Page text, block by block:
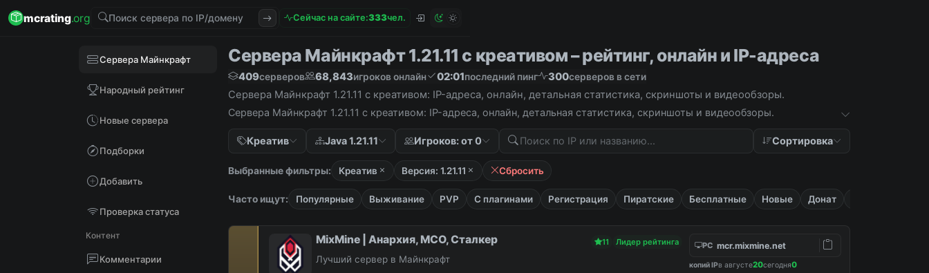
mcrating.org Сейчас на сайте:333чел.
Сервера Майнкрафт
Народный рейтинг
Новые сервера
Подборки
Добавить
Проверка статуса
Контент
Комментарии
Сервера Майнкрафт 1.21.11 с креативом – рейтинг, онлайн и IP-адреса
409серверов 68,843игроков онлайн 02:01последний пинг 300серверов в сети
Сервера Майнкрафт 1.21.11 с креативом: IP-адреса, онлайн, детальная статистика, скриншоты и видеообзоры.
Сервера Майнкрафт 1.21.11 с креативом: IP-адреса, онлайн, детальная статистика, скриншоты и видеообзоры.
Креатив Java 1.21.11 Игроков: от 0 Сортировка
Выбранные фильтры: Креатив Версия: 1.21.11 Сбросить
Часто ищут: Популярные Выживание PVP С плагинами Регистрация Пиратские Бесплатные Новые Донат
MixMine | Анархия, МСО, Сталкер 11 Лидер рейтинга
Лучший сервер в Майнкрафт
PC mcr.mixmine.net
копий IPв августе20сегодня0